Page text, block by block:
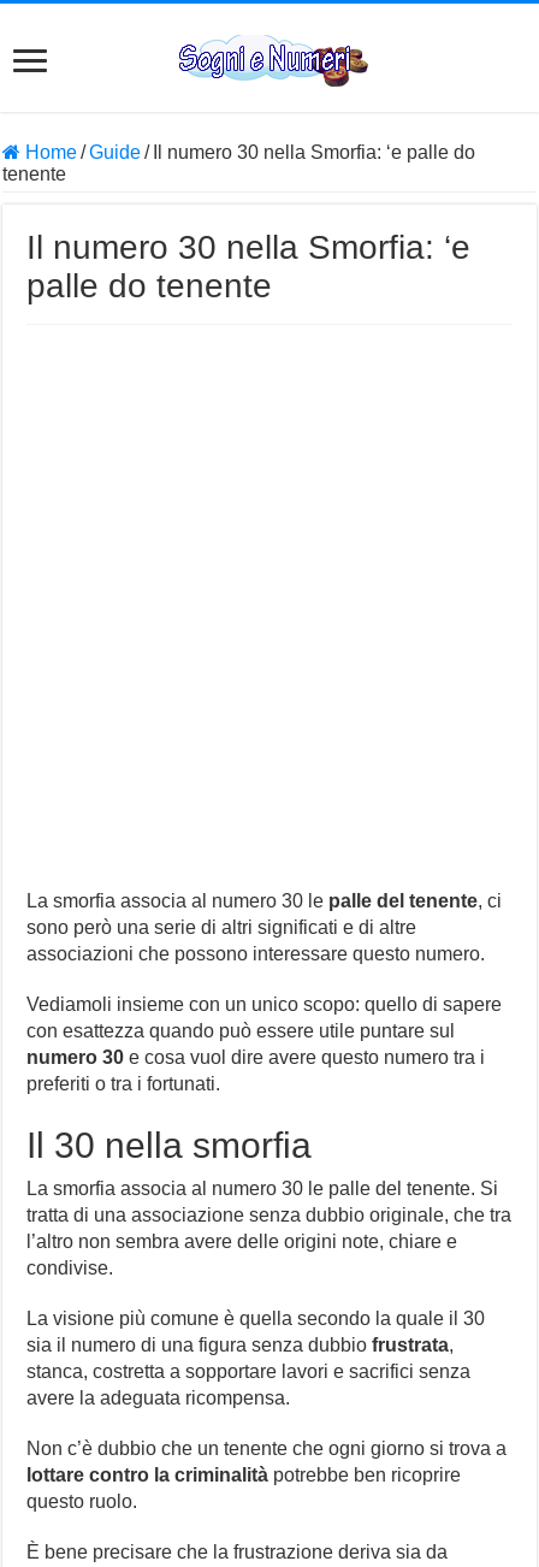
Home/Guide/
Il numero 30 nella Smorfia: ‘e palle do
tenente
Il numero 30 nella Smorfia: ‘e
palle do tenente
La smorfia associa al numero 30 le palle del tenente, ci
sono però una serie di altri significati e di altre
associazioni che possono interessare questo numero.
Vediamoli insieme con un unico scopo: quello di sapere
con esattezza quando può essere utile puntare sul
numero 30 e cosa vuol dire avere questo numero tra i
preferiti o tra i fortunati.
Il 30 nella smorfia
La smorfia associa al numero 30 le palle del tenente. Si
tratta di una associazione senza dubbio originale, che tra
l’altro non sembra avere delle origini note, chiare e
condivise.
La visione più comune è quella secondo la quale il 30
sia il numero di una figura senza dubbiofrustrata,
stanca, costretta a sopportare lavori e sacrifici senza
avere la adeguata ricompensa.
Non c’è dubbio che un tenente che ogni giorno si trova a
lottare contro la criminalità potrebbe ben ricoprire
questo ruolo.
È bene precisare che la frustrazione deriva sia da